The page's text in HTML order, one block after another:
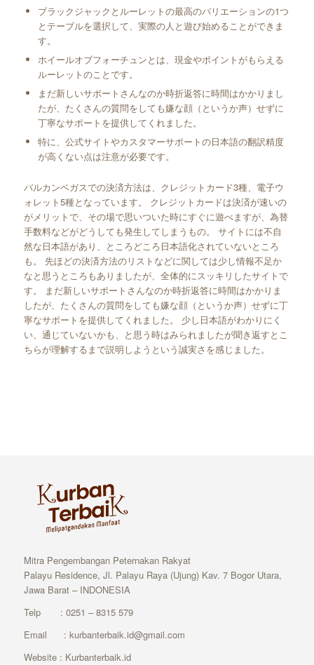
ブラックジャックとルーレットの最高のバリエーションの1つ
とテーブルを選択して、実際の人と遊び始めることができま
す。
ホイールオブフォーチュンとは、現金やポイントがもらえる
ルーレットのことです。
まだ新しいサポートさんなのか時折返答に時間はかかりまし
たが、たくさんの質問をしても嫌な顔（というか声）せずに
丁寧なサポートを提供してくれました。
特に、公式サイトやカスタマーサポートの日本語の翻訳精度
が高くない点は注意が必要です。
バルカンベガスでの決済方法は、クレジットカード3種、電子ウ
ォレット5種となっています。 クレジットカードは決済が速いの
がメリットで、その場で思いついた時にすぐに遊べますが、為替
手数料などがどうしても発生してしまうもの。 サイトには不自
然な日本語があり、ところどころ日本語化されていないところ
も。 先ほどの決済方法のリストなどに関しては少し情報不足か
なと思うところもありましたが、全体的にスッキリしたサイトで
す。 まだ新しいサポートさんなのか時折返答に時間はかかりま
したが、たくさんの質問をしても嫌な顔（というか声）せずに丁
寧なサポートを提供してくれました。 少し日本語がわかりにく
い、通じていないかも、と思う時はみられましたが聞き返すとこ
ちらが理解するまで説明しようという誠実さを感じました。
Mitra Pengembangan Peternakan Rakyat
Palayu Residence, Jl. Palayu Raya (Ujung) Kav. 7 Bogor Utara,
Jawa Barat – INDONESIA
Telp : 0251 – 8315 579
Email : kurbanterbaik.id@gmail.com
Website : Kurbanterbaik.id